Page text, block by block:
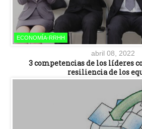
ECONOMÍA-RRHH
abril 08, 2022
3 competencias de los líderes
resiliencia de los